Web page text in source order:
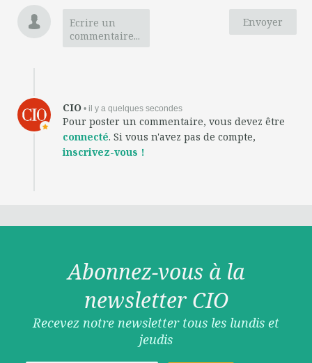
Envoyer
Ecrire un
commentaire...
CIO • il y a quelques secondes
Pour poster un commentaire, vous devez être
connecté. Si vous n'avez pas de compte,
inscrivez-vous !
Abonnez-vous à la
newsletter CIO
Recevez notre newsletter tous les lundis et
jeudis